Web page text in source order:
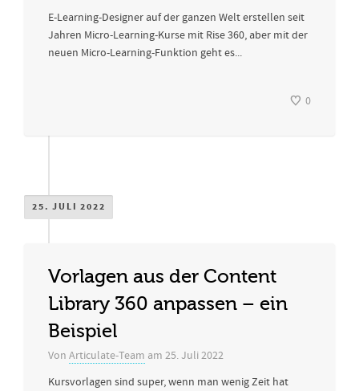
E-Learning-Designer auf der ganzen Welt erstellen seit
Jahren Micro-Learning-Kurse mit Rise 360, aber mit der
neuen Micro-Learning-Funktion geht es...
0
25. JULI 2022
Vorlagen aus der Content
Library 360 anpassen – ein
Beispiel
Von Articulate-Team am 25. Juli 2022
Kursvorlagen sind super, wenn man wenig Zeit hat